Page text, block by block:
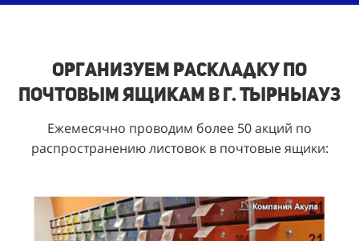
Организуем раскладку по
почтовым ящикам в г. Тырныауз
Ежемесячно проводим более 50 акций по
распространению листовок в почтовые ящики: